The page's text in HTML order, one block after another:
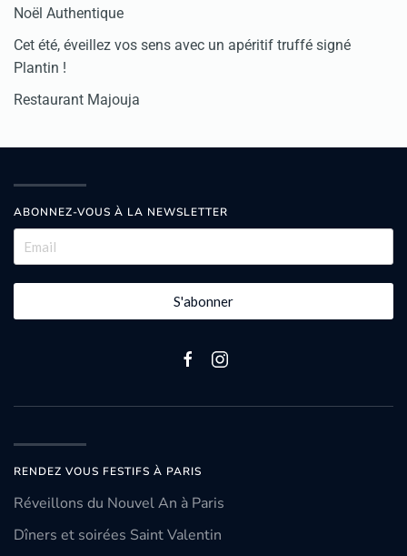
Noël Authentique
Cet été, éveillez vos sens avec un apéritif truffé signé
Plantin !
Restaurant Majouja
ABONNEZ-VOUS À LA NEWSLETTER
S'abonner
RENDEZ VOUS FESTIFS À PARIS
Réveillons du Nouvel An à Paris
Dîners et soirées Saint Valentin